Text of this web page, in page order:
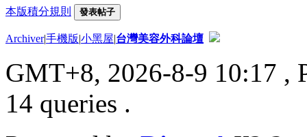
本版積分規則 發表帖子
Archiver|手機版|小黑屋|台灣美容外科論壇
GMT+8, 2026-8-9 10:17 ,
14 queries .